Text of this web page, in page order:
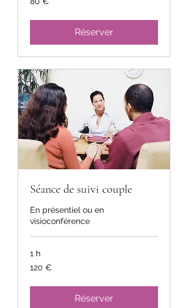
euros
Réserver
Séance de suivi couple
En présentiel ou en
visioconférence
1 h
euros
120 €
Réserver